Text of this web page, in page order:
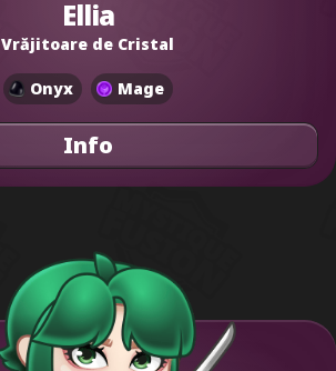
Ellia
Vrăjitoare de Cristal
Onyx Mage
Info